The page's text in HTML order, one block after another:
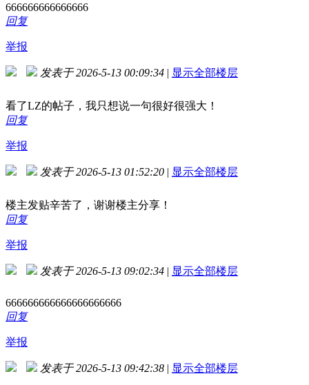
666666666666666
回复
举报
发表于 2026-5-13 00:09:34 | 显示全部楼层
看了LZ的帖子，我只想说一句很好很强大！
回复
举报
发表于 2026-5-13 01:52:20 | 显示全部楼层
楼主发贴辛苦了，谢谢楼主分享！
回复
举报
发表于 2026-5-13 09:02:34 | 显示全部楼层
666666666666666666666
回复
举报
发表于 2026-5-13 09:42:38 | 显示全部楼层